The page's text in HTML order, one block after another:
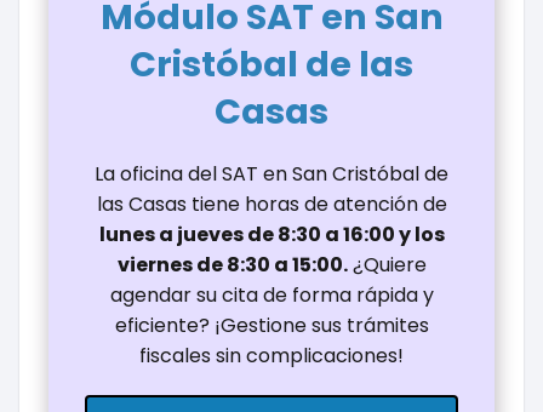
Módulo SAT en San
Cristóbal de las
Casas
La oficina del SAT en San Cristóbal de
las Casas tiene horas de atención de
lunes a jueves de 8:30 a 16:00 y los
viernes de 8:30 a 15:00.¿Quiere
agendar su cita de forma rápida y
eficiente? ¡Gestione sus trámites
fiscales sin complicaciones!